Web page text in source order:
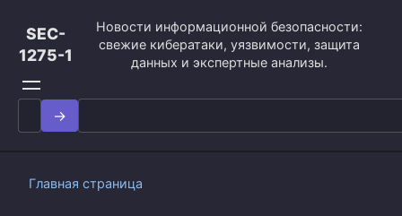
контенту
SEC-
1275-1
Новости информационной безопасности:
свежие кибератаки, уязвимости, защита
данных и экспертные анализы.
Search
for:
Главная страница